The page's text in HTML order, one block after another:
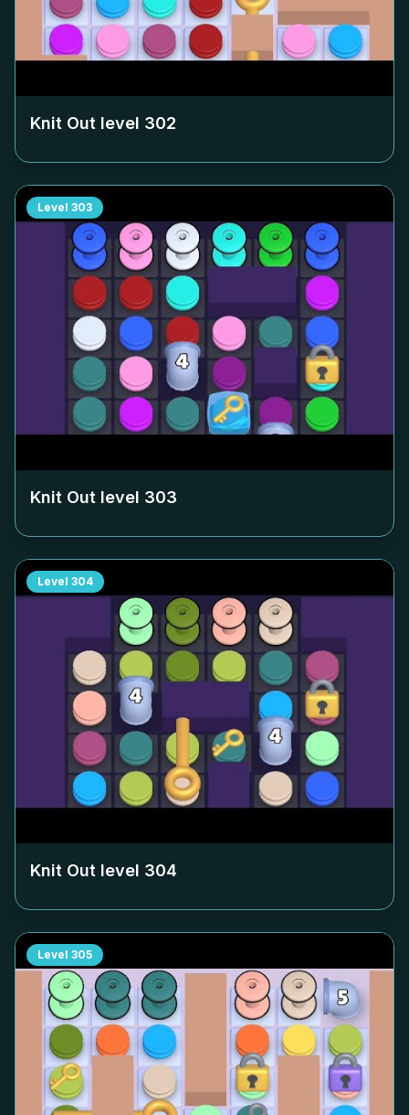
Knit Out level 302
Level 303
Knit Out level 303
Level 304
Knit Out level 304
Level 305